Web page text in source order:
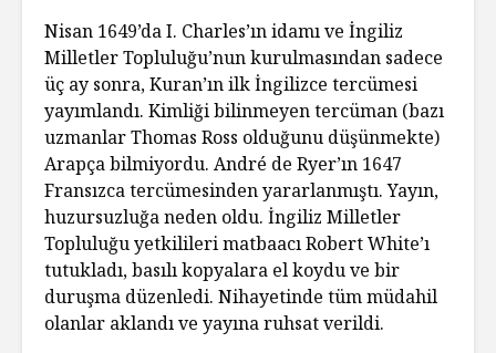
Nisan 1649’da I. Charles’ın idamı ve İngiliz
Milletler Topluluğu’nun kurulmasından sadece
üç ay sonra, Kuran’ın ilk İngilizce tercümesi
yayımlandı. Kimliği bilinmeyen tercüman (bazı
uzmanlar Thomas Ross olduğunu düşünmekte)
Arapça bilmiyordu. André de Ryer’ın 1647
Fransızca tercümesinden yararlanmıştı. Yayın,
huzursuzluğa neden oldu. İngiliz Milletler
Topluluğu yetkilileri matbaacı Robert White’ı
tutukladı, basılı kopyalara el koydu ve bir
duruşma düzenledi. Nihayetinde tüm müdahil
olanlar aklandı ve yayına ruhsat verildi.